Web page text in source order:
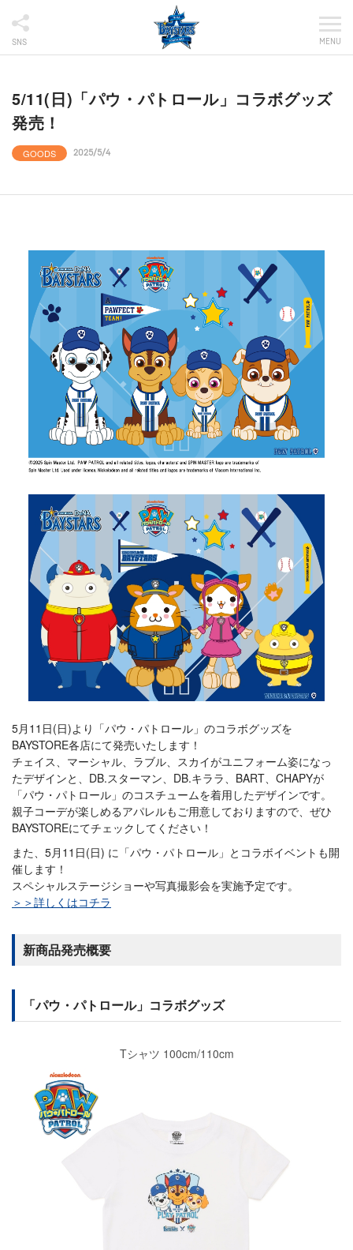
SNS MENU
5/11(日)「パウ・パトロール」コラボグッズ
発売！
GOODS 2025/5/4
5月11日(日)より「パウ・パトロール」のコラボグッズを
BAYSTORE各店にて発売いたします！
チェイス、マーシャル、ラブル、スカイがユニフォーム姿になっ
たデザインと、DB.スターマン、DB.キララ、BART、CHAPYが
「パウ・パトロール」のコスチュームを着用したデザインです。
親子コーデが楽しめるアパレルもご用意しておりますので、ぜひ
BAYSTOREにてチェックしてください！
また、5月11日(日) に「パウ・パトロール」とコラボイベントも開
催します！
スペシャルステージショーや写真撮影会を実施予定です。
＞＞詳しくはコチラ
新商品発売概要
「パウ・パトロール」コラボグッズ
Tシャツ 100cm/110cm